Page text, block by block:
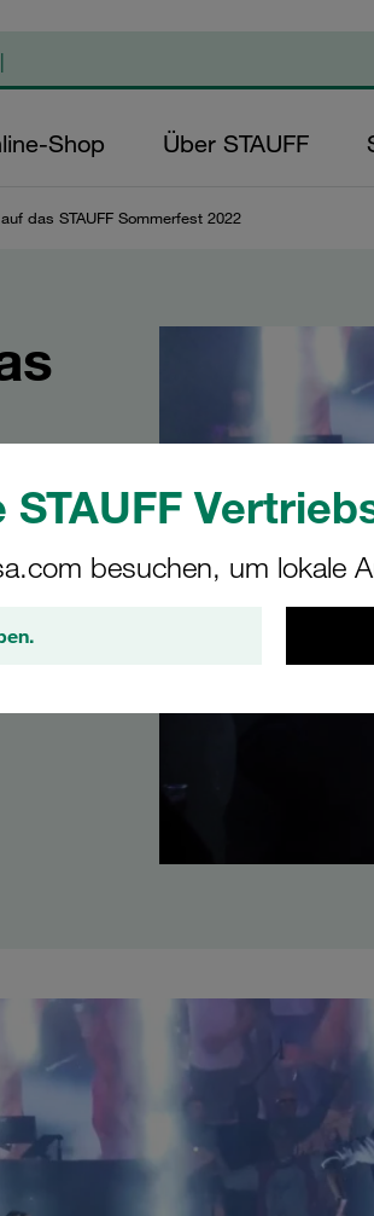
STAUFF
besuchen, um lokale
Shop Über STAUFF
das STAUFF Sommerfest 2022
was